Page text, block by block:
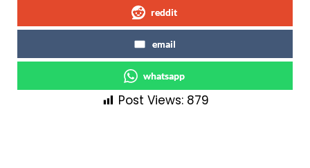
reddit
email
whatsapp
Post Views: 879